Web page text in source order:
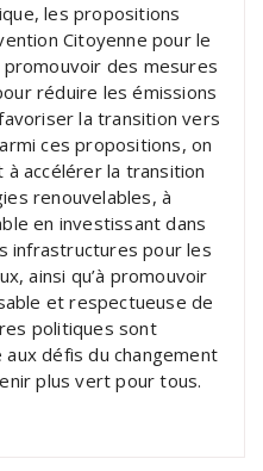
les propositions
Citoyenne pour le
des mesures
réduire les émissions
la transition vers
ces propositions, on
accélérer la transition
renouvelables, à
en investissant dans
infrastructures pour les
ainsi qu’à promouvoir
et respectueuse de
politiques sont
défis du changement
plus vert pour tous.